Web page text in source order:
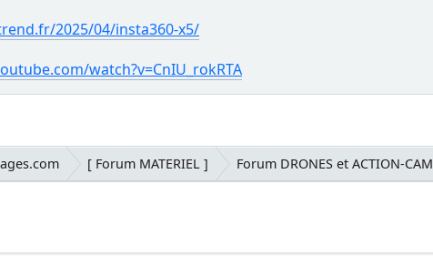
2025/04/insta360-x5/
watch?v=CnIU_rokRTA
[ Forum MATERIEL ] Forum DRONES et ACTION-CAM